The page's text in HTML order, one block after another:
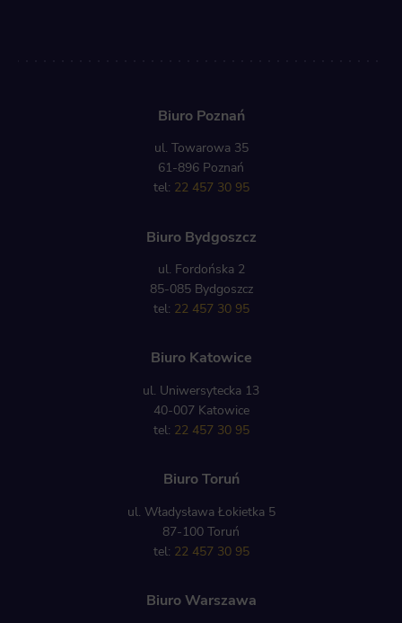
Biuro Poznań
ul. Towarowa 35
61-896 Poznań
tel: 22 457 30 95
Biuro Bydgoszcz
ul. Fordońska 2
85-085 Bydgoszcz
tel: 22 457 30 95
Biuro Katowice
ul. Uniwersytecka 13
40-007 Katowice
tel: 22 457 30 95
Biuro Toruń
ul. Władysława Łokietka 5
87-100 Toruń
tel: 22 457 30 95
Biuro Warszawa